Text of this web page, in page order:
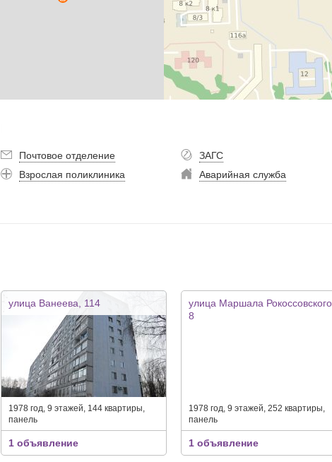
Почтовое отделение
ЗАГС
Взрослая поликлиника
Аварийная служба
улица Ванеева, 114
1978 год, 9 этажей, 144 квартиры,
панель
1 объявление
улица Маршала
8
1978 год, 9 этажей, 252 квартиры,
панель
1 объявление